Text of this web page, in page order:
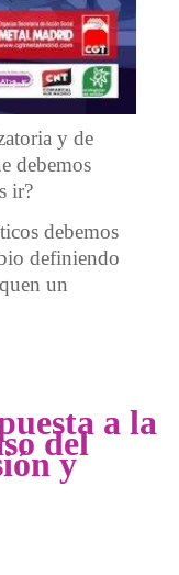
y de
debemos
ir?
debemos
definiendo
un
apoyo mutuoa la
del
y